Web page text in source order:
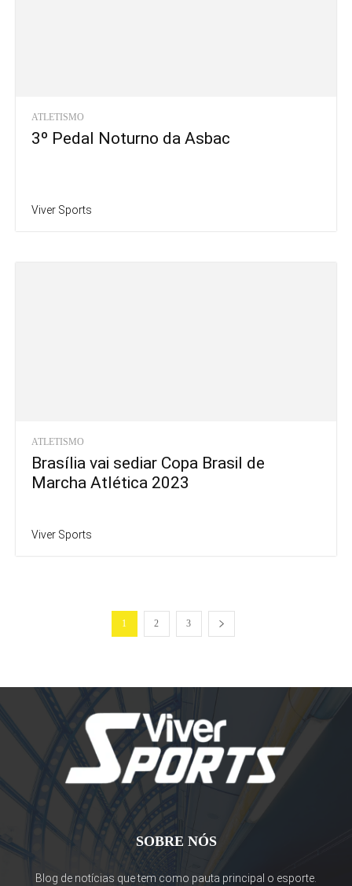
ATLETISMO
3º Pedal Noturno da Asbac
Viver Sports
ATLETISMO
Brasília vai sediar Copa Brasil de
Marcha Atlética 2023
Viver Sports
1 2 3
SOBRE NÓS
Blog de notícias que tem como pauta principal o esporte.